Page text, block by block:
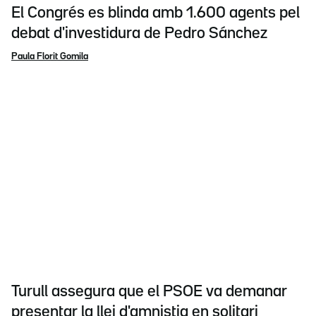
El Congrés es blinda amb 1.600 agents pel
debat d'investidura de Pedro Sánchez
Paula Florit Gomila
Turull assegura que el PSOE va demanar
presentar la llei d'amnistia en solitari